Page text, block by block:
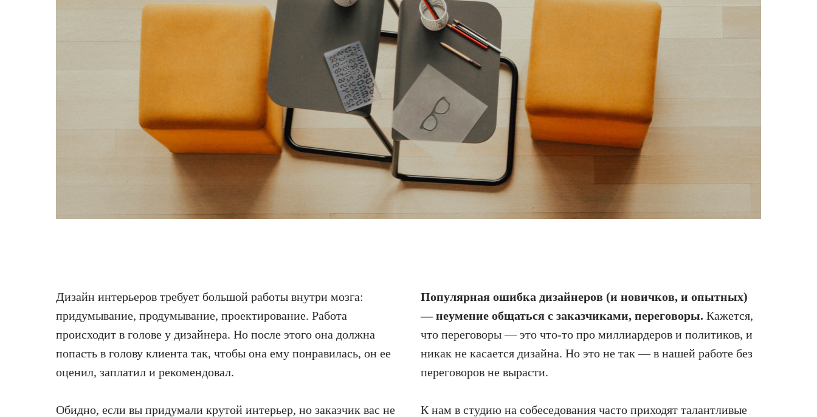
Дизайн интерьеров требует большой работы внутри мозга:
придумывание, продумывание, проектирование. Работа
происходит в голове у дизайнера. Но после этого она должна
попасть в голову клиента так, чтобы она ему понравилась, он ее
оценил, заплатил и рекомендовал.
Обидно, если вы придумали крутой интерьер, но заказчик вас не
Популярная ошибка дизайнеров (и новичков, и опытных)
— неумение общаться с заказчиками, переговоры. Кажется,
что переговоры — это что-то про миллиардеров и политиков, и
никак не касается дизайна. Но это не так — в нашей работе без
переговоров не вырасти.
К нам в студию на собеседования часто приходят талантливые